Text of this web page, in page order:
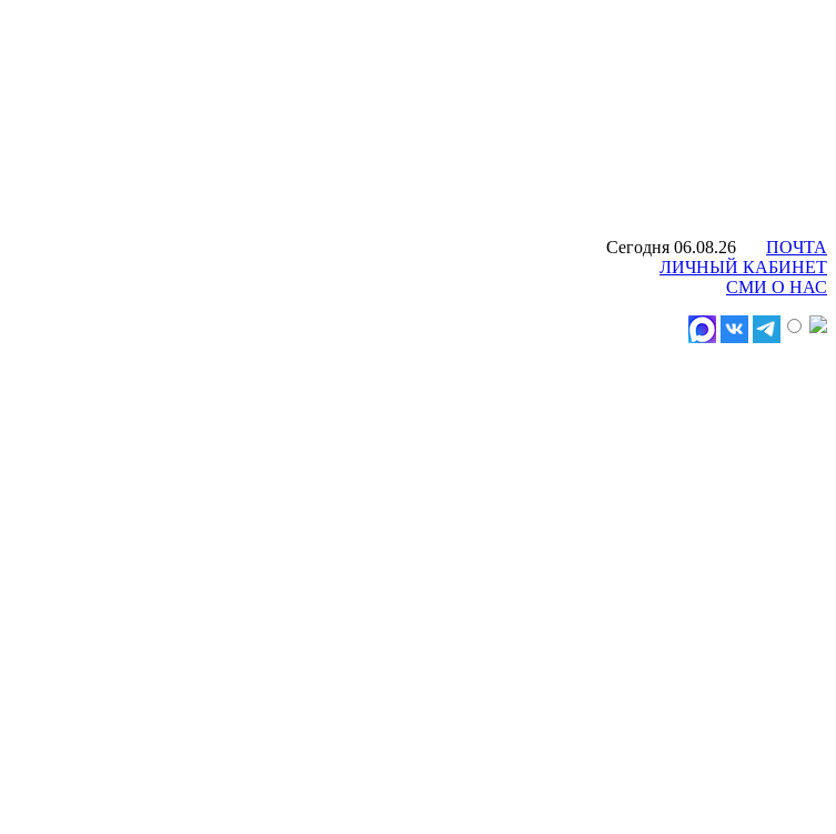
Сегодня 06.08.26
ПОЧТА
ЛИЧНЫЙ КАБИНЕТ
СМИ О НАС